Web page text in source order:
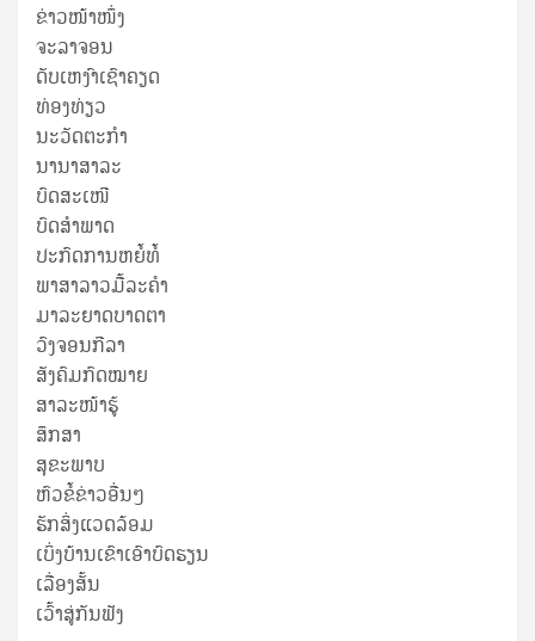
ຂ່າວໜ້າໜຶ່ງ
ຈະລາຈອນ
ດັບເຫງົາເຊົາຄຽດ
ທ່ອງທ່ຽວ
ນະວັດຕະກໍາ
ນານາສາລະ
ບົດສະເໜີ
ບົດສໍາພາດ
ປະກົດການຫຍໍ້ທໍ້
ພາສາລາວມື້ລະຄຳ
ມາລະຍາດບາດຕາ
ວົງຈອນກີລາ
ສັງຄົມກົດໝາຍ
ສາລະໜ້າຮູ້
ສຶກສາ
ສຸ​ຂະ​ພາບ
ຫົວຂໍ້ຂ່າວອື່ນໆ
ຮັກສິ່ງແວດລ້ອມ
ເບິ່ງບ້ານເຂົາເອົາບົດຮຽນ
ເລື່ອງສັ້ນ
ເວົ້າສູ່ກັນຟັງ